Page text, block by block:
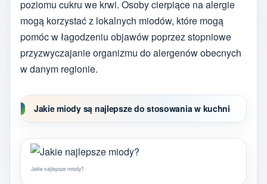
poziomu cukru we krwi. Osoby cierpiące na alergie
mogą korzystać z lokalnych miodów, które mogą
pomóc w łagodzeniu objawów poprzez stopniowe
przyzwyczajanie organizmu do alergenów obecnych
w danym regionie.
Jakie miody są najlepsze do stosowania w kuchni
Jakie najlepsze miody?